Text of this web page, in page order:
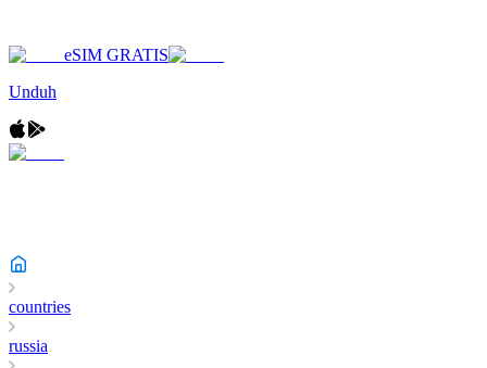
eSIM GRATIS
Unduh
countries
russia